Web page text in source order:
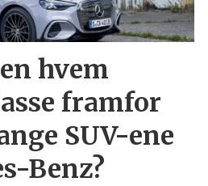
hvem
framfor
SUV-ene
Benz?